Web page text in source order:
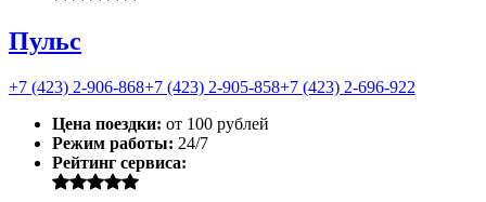
Пульс
+7 (423) 2-906-868+7 (423) 2-905-858+7 (423) 2-696-922
Цена поездки: от 100 рублей
Режим работы: 24/7
Рейтинг сервиса: